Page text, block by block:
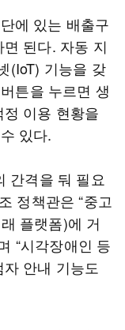
에 있는 배출구
된다. 자동 지
(IoT) 기능을 갖
튼을 누르면 생
이용 현황을
있다.
간격을 둬 필요
정책관은 “중고
플랫폼)에 거
“시각장애인 등
안내 기능도